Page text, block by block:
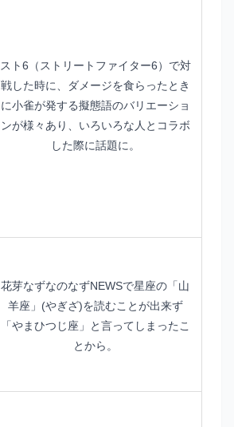
スト6（ストリートファイター6）で対
戦した時に、ダメージを食らったとき
に小雀が発する擬態語のバリエーショ
ンが様々あり、いろいろな人とコラボ
した際に話題に。
花芽なずなのなずNEWSで星座の「山
羊座」(やぎざ)を読むことが出来ず
「やまひつじ座」と言ってしまったこ
とから。